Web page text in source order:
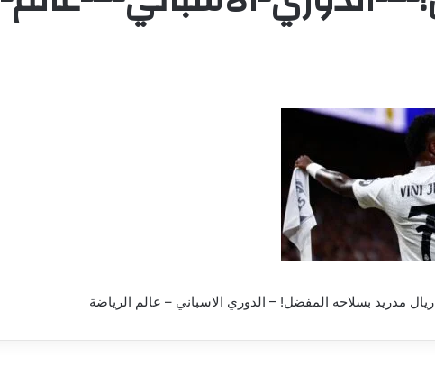
مدريد بسلاحه المفضل! – الدوري الاسباني – عالم الرياضة